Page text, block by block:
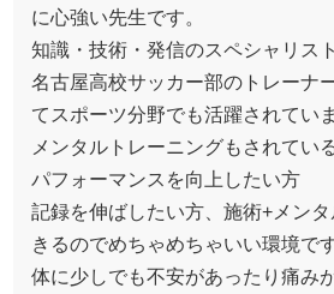
に心強い先生です。
知識・技術・発信のスペシャリス
名古屋高校サッカー部のトレーナ
てスポーツ分野でも活躍されていま
メンタルトレーニングもされてい
パフォーマンスを向上したい方
記録を伸ばしたい方、施術+メン
きるのでめちゃめちゃいい環境で
体に少しでも不安があったり痛み